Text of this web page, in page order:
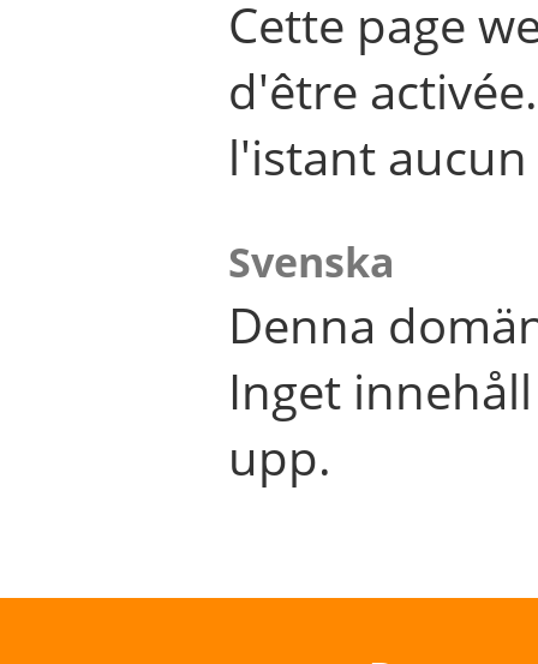
Cette page
d'être
l'istant
Svenska
Denna
Inget
upp.